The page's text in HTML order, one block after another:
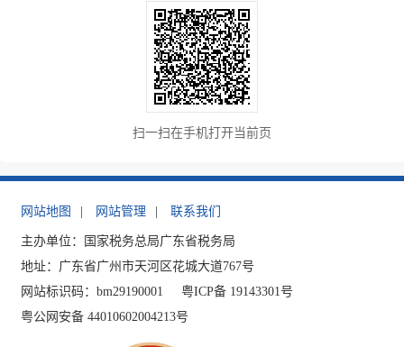
扫一扫在手机打开当前页
网站地图 网站管理 联系我们
主办单位：国家税务总局广东省税务局
地址：广东省广州市天河区花城大道767号
网站标识码：bm29190001
粤ICP备 19143301号
粤公网安备 44010602004213号